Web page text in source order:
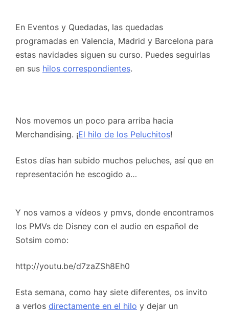
En Eventos y Quedadas, las quedadas
programadas en Valencia, Madrid y Barcelona para
estas navidades siguen su curso. Puedes seguirlas
en sus hilos correspondientes.
Nos movemos un poco para arriba hacia
Merchandising. ¡El hilo de los Peluchitos!
Estos días han subido muchos peluches, así que en
representación he escogido a…
Y nos vamos a vídeos y pmvs, donde encontramos
los PMVs de Disney con el audio en español de
Sotsim como:
http://youtu.be/d7zaZSh8Eh0
Esta semana, como hay siete diferentes, os invito
a verlos directamente en el hilo y dejar un